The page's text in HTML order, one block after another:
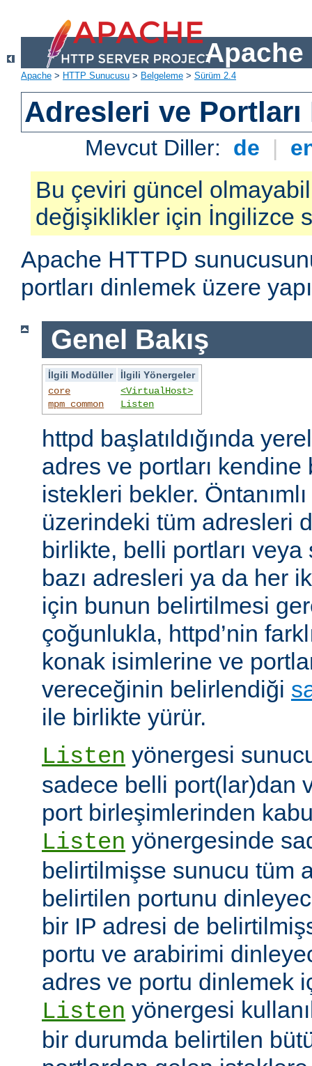
Apache
Apache > HTTP Sunucusu > Belgeleme > Sürüm 2.4
Adresleri ve Portları
Mevcut Diller: de |
Bu çeviri güncel
değişiklikler için İngilizce
Apache HTTPD
portları dinlemek üzere
Genel Bakış
İlgili Modüller
İlgili Yönergeler
core
mpm_common
<VirtualHost>
Listen
httpd başlatıldığında
adres ve portları
istekleri bekler.
üzerindeki tüm adresleri
birlikte, belli portları
bazı adresleri ya da her
için bunun belirtilmesi
çoğunlukla, httpd’nin
konak isimlerine ve
vereceğinin belirlendiği
ile birlikte yürür.
Listen yönergesi
sadece belli port(lar)dan
port birleşimlerinden
Listen yönergesinde
belirtilmişse sunucu tüm
belirtilen portunu
bir IP adresi de
portu ve arabirimi
adres ve portu dinlemek
Listen yönergesi
bir durumda belirtilen